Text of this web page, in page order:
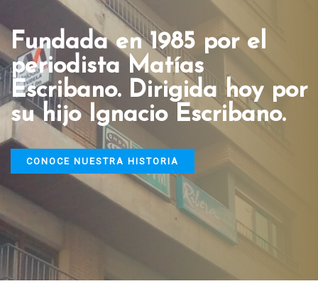
Fundada en 1985 por el
periodista Matías
Escribano. Dirigida hoy por
su hijo Ignacio Escribano.
CONOCE NUESTRA HISTORIA